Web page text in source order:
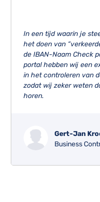
In een tijd waarin je
het doen van
de IBAN-Naam Check
portal hebben wij een
in het controleren van
zodat wij zeker weten
horen.
Gert-Jan
Business